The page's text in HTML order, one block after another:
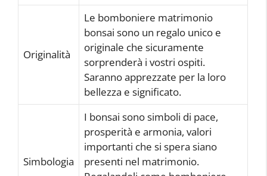
Originalità
Le bomboniere matrimonio
bonsai sono un regalo unico e
originale che sicuramente
sorprenderà i vostri ospiti.
Saranno apprezzate per la loro
bellezza e significato.
Simbologia
I bonsai sono simboli di pace,
prosperità e armonia, valori
importanti che si spera siano
presenti nel matrimonio.